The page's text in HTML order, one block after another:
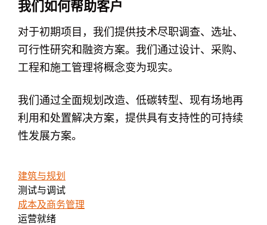
我们如何帮助客户
对于初期项目，我们提供技术尽职调查、选址、
可行性研究和融资方案。我们通过设计、采购、
工程和施工管理将概念变为现实。
我们通过全面规划改造、低碳转型、现有场地再
利用和处置解决方案，提供具有支持性的可持续
性发展方案。
建筑与规划
测试与调试
成本及商务管理
运营就绪